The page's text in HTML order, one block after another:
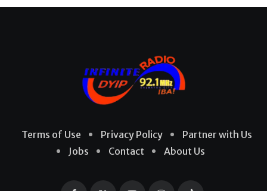
Terms of Use Privacy Policy
Partner with Us
Jobs
Contact About Us